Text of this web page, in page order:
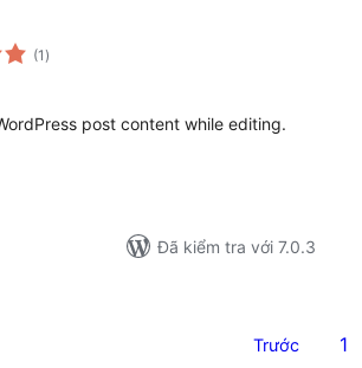
(1 tổng
đánh
)
post content while editing.
Đã kiểm tra với 7.0.3
Trước 1